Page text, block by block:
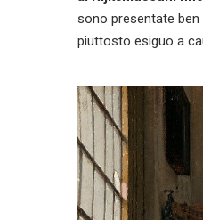
sono presentate ben
piuttosto esiguo a